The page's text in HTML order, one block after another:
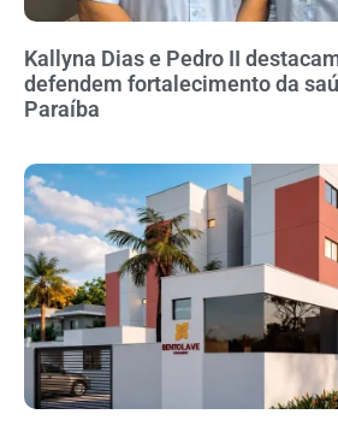
Kallyna Dias e Pedro II
defendem fortalecimento da
Paraíba